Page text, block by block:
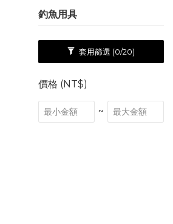
釣魚用具
套用篩選 (0/20)
價格 (NT$)
~